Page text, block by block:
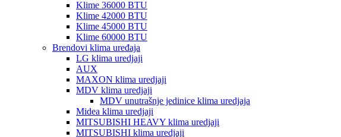
Klime 36000 BTU
Klime 42000 BTU
Klime 45000 BTU
Klime 60000 BTU
Brendovi klima uređaja
LG klima uredjaji
AUX
MAXON klima uredjaji
MDV klima uredjaji
MDV unutrašnje jedinice klima uredjaja
Midea klima uredjaji
MITSUBISHI HEAVY klima uredjaji
MITSUBISHI klima uredjaji